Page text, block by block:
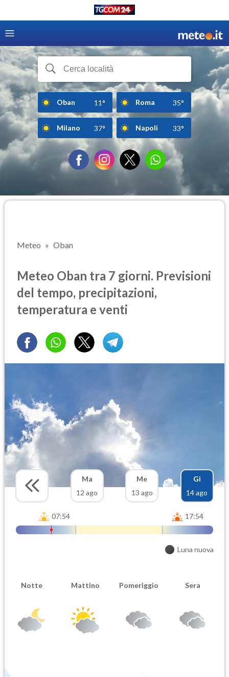
Oban 11° Roma 35°
Milano 37° Napoli 33°
Meteo Oban
Meteo Oban tra 7 giorni. Previsioni
del tempo, precipitazioni,
temperatura e venti
Ma
12 ago
Me
13 ago
Gi
14 ago
07:54 17:54
Luna nuova
Notte Mattino Pomeriggio Sera